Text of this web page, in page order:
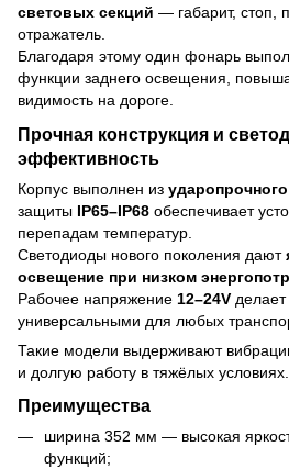
световых секций — габарит, стоп,
отражатель.
Благодаря этому один фонарь
функции заднего освещения,
видимость на дороге.
Прочная конструкция и
эффективность
Корпус выполнен из
защиты IP65–IP68 обеспечивает
перепадам температур.
Светодиоды нового поколения дают
освещение при низком
Рабочее напряжение 12–24V
универсальными для любых
Такие модели выдерживают
и долгую работу в тяжёлых условиях.
Преимущества
ширина 352 мм — высокая
функций;